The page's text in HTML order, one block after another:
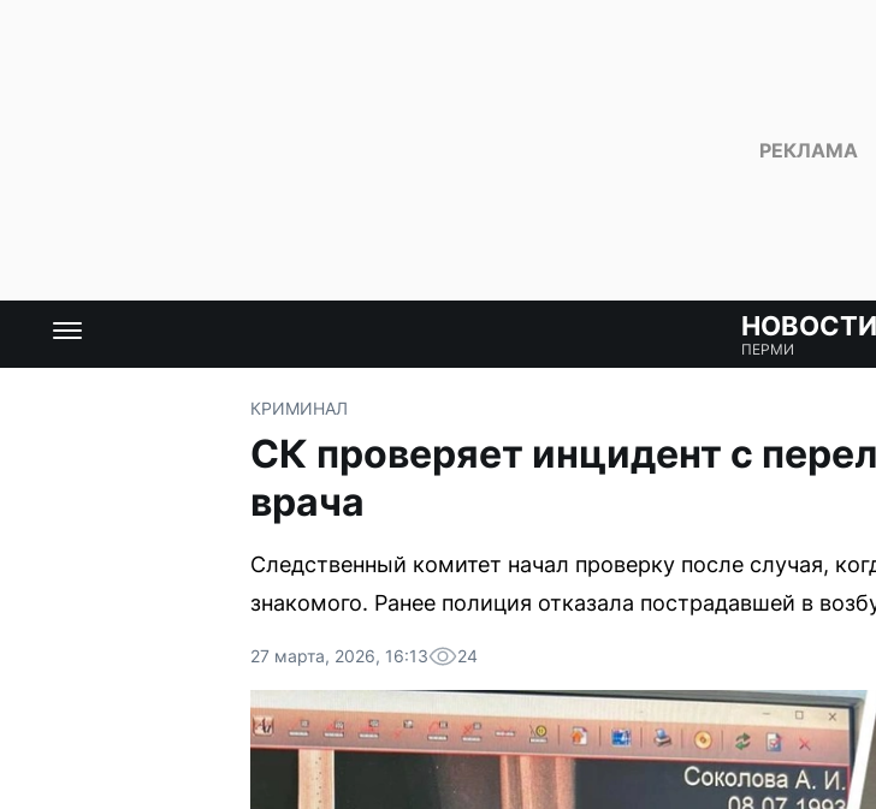
НОВОСТИ
ПЕРМИ
КРИМИНАЛ
СК проверяет инцидент с
врача
Следственный комитет начал проверку после случая,
знакомого. Ранее полиция отказала пострадавшей в
27 марта, 2026, 16:13 24